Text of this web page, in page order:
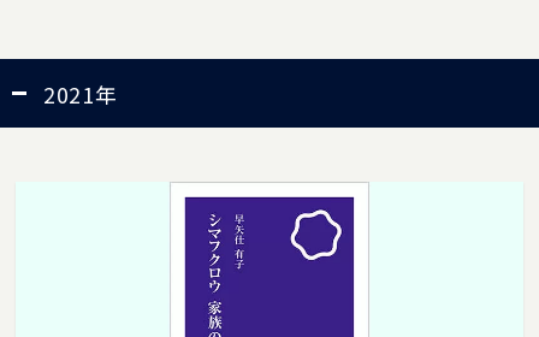
2021年